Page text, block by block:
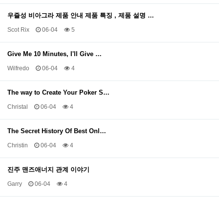
우즐성 비아그라 제품 안내 제품 특징 , 제품 설명 …
Scot Rix 06-04 5
Give Me 10 Minutes, I'll Give …
Wilfredo 06-04 4
The way to Create Your Poker S…
Christal 06-04 4
The Secret History Of Best Onl…
Christin 06-04 4
진주 맨즈애너지 관계 이야기
Garry 06-04 4